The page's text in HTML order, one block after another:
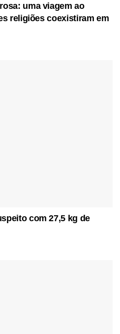
uma viagem ao
religiões coexistiram em
com 27,5 kg de